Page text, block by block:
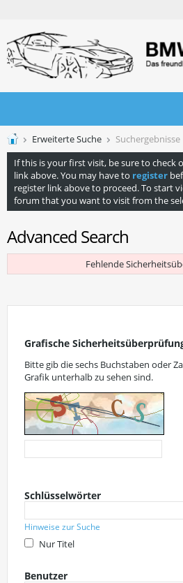
Erweiterte Suche
Suchergebnisse
If this is your first visit, be sure to check
link above. You may have to register
register link above to proceed. To start
forum that you want to visit from the
Advanced Search
Fehlende
Grafische
Bitte gib die sechs Buchstaben oder
Grafik unterhalb zu sehen sind.
Schlüsselwörter
Hinweise zur Suche
Nur Titel
Benutzer